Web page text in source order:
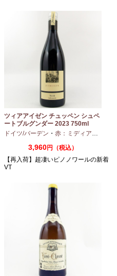
ツィアアイゼン チュッペン シュペ
ートブルグンダー 2023 750ml
ドイツ/バーデン ・ 赤：ミディアムボディ
3,960円（税込）
【再入荷】超凄いピノノワールの新着
VT